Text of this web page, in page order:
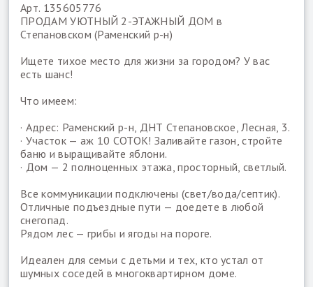
Арт. 135605776
ПРОДАМ УЮТНЫЙ 2-ЭТАЖНЫЙ ДОМ в
Степановском (Раменский р-н)
Ищете тихое место для жизни за городом? У вас
есть шанс!
Что имеем:
· Адрес: Раменский р-н, ДНТ Степановское, Лесная, 3.
· Участок — аж 10 СОТОК! Заливайте газон, стройте
баню и выращивайте яблони.
· Дом — 2 полноценных этажа, просторный, светлый.
Все коммуникации подключены (свет/вода/септик).
Отличные подъездные пути — доедете в любой
снегопад.
Рядом лес — грибы и ягоды на пороге.
Идеален для семьи с детьми и тех, кто устал от
шумных соседей в многоквартирном доме.